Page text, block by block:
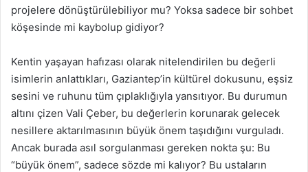
projelere dönüştürülebiliyor mu? Yoksa sadece bir sohbet
köşesinde mi kaybolup gidiyor?
Kentin yaşayan hafızası olarak nitelendirilen bu değerli
isimlerin anlattıkları, Gaziantep’in kültürel dokusunu, eşsiz
sesini ve ruhunu tüm çıplaklığıyla yansıtıyor. Bu durumun
altını çizen Vali Çeber, bu değerlerin korunarak gelecek
nesillere aktarılmasının büyük önem taşıdığını vurguladı.
Ancak burada asıl sorgulanması gereken nokta şu: Bu
“büyük önem”, sadece sözde mi kalıyor? Bu ustaların